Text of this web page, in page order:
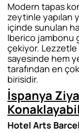
Modern tapas
zeytinle yapılan
içinde sunulan
Iberico jambonu
çekiyor. Lezzetle
sayesinde hem
tarafından en
birisidir.
İspanya
Hotel Arts